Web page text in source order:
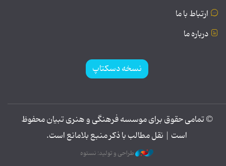
ارتباط با ما
درباره ما
نسخه دسکتاپ
© تمامی حقوق برای موسسه فرهنگی و هنری تبیان محفوظ
است | نقل مطالب با ذکر منبع بلامانع است.
طراحی و تولید: نستوه